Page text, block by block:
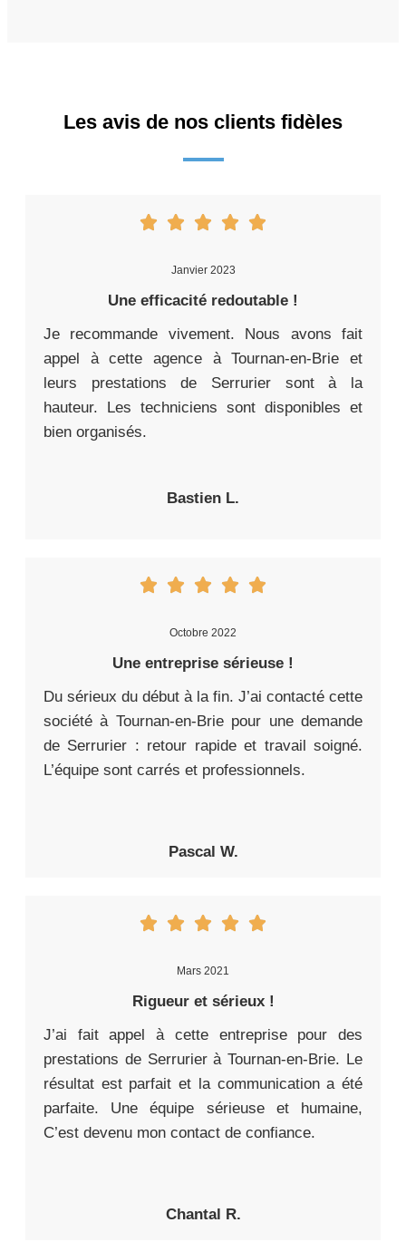
Les avis de nos clients fidèles
Janvier 2023
Une efficacité redoutable !
Je recommande vivement. Nous avons fait
appel à cette agence à Tournan-en-Brie et
leurs prestations de Serrurier sont à la
hauteur. Les techniciens sont disponibles et
bien organisés.
Bastien L.
Octobre 2022
Une entreprise sérieuse !
Du sérieux du début à la fin. J’ai contacté cette
société à Tournan-en-Brie pour une demande
de Serrurier : retour rapide et travail soigné.
L’équipe sont carrés et professionnels.
Pascal W.
Mars 2021
Rigueur et sérieux !
J’ai fait appel à cette entreprise pour des
prestations de Serrurier à Tournan-en-Brie. Le
résultat est parfait et la communication a été
parfaite. Une équipe sérieuse et humaine,
C’est devenu mon contact de confiance.
Chantal R.